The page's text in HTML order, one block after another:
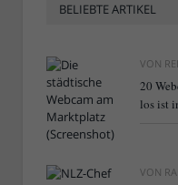
BELIEBTE ARTIKEL
VON
20
los ist
VON